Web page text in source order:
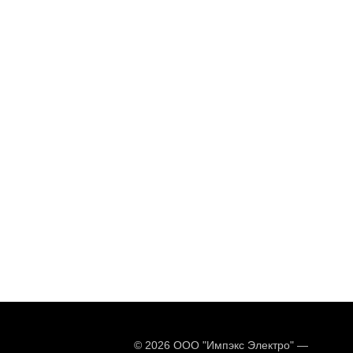
© 2026 ООО "Импэкс Электро" —